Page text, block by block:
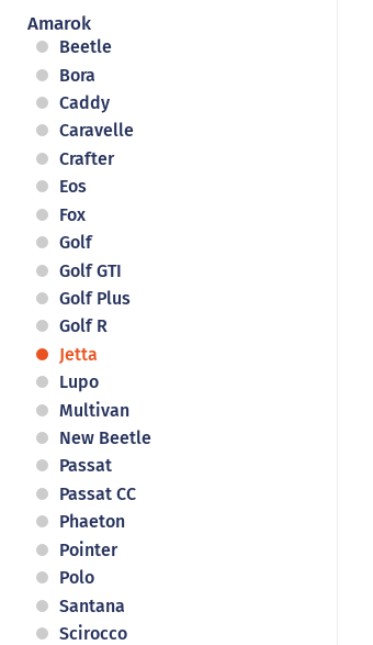
Amarok
Beetle
Bora
Caddy
Caravelle
Crafter
Eos
Fox
Golf
Golf GTI
Golf Plus
Golf R
Jetta
Lupo
Multivan
New Beetle
Passat
Passat CC
Phaeton
Pointer
Polo
Santana
Scirocco